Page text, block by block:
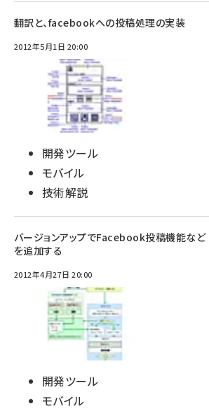
翻訳と、facebookへの投稿処理の実装
2012年5月1日 20:00
開発ツール
モバイル
技術解説
バージョンアップでFacebook投稿機能など
を追加する
2012年4月27日 20:00
開発ツール
モバイル